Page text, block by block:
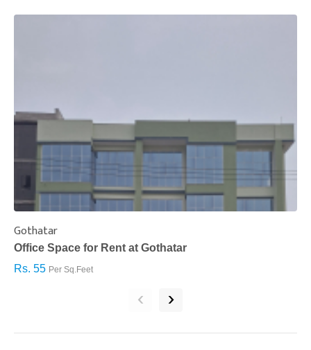
Gothatar
Office Space for Rent at Gothatar
Rs. 55 Per Sq.Feet
‹ ›